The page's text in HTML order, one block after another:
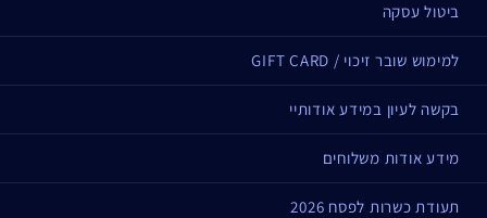
ביטול עסקה
למימוש שובר זיכוי / GIFT CARD
בקשה לעיון במידע אודותיי
מידע אודות משלוחים
תעודת כשרות לפסח 2026